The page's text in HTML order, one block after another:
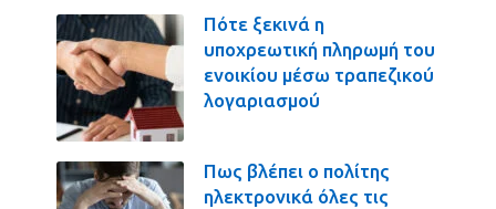
Πότε ξεκινά η
υποχρεωτική πληρωμή του
ενοικίου μέσω τραπεζικού
λογαριασμού
Πως βλέπει ο πολίτης
ηλεκτρονικά όλες τις